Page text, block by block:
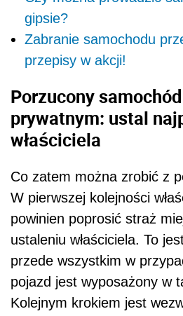
gipsie?
Zabranie samochodu
przepisy w akcji!
Porzucony
prywatnym: ustal
właściciela
Co zatem można zrobić z
W pierwszej kolejności
powinien poprosić straż
ustaleniu właściciela. To
przede wszystkim w
pojazd jest wyposażony w
Kolejnym krokiem jest